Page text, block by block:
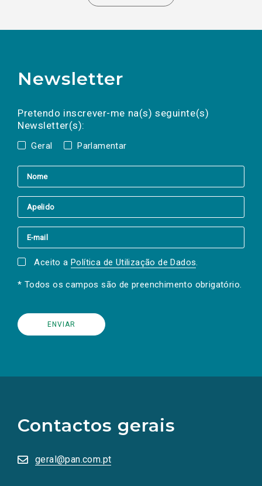
Newsletter
Pretendo inscrever-me na(s) seguinte(s)
Newsletter(s):
Geral Parlamentar
a(s) newsletter(s).
mail
Aceito a Política de Utilização de Dados.
* Todos os campos são de preenchimento obrigatório.
Contactos gerais
geral@pan.com.pt
redes
sociais
numa
nova